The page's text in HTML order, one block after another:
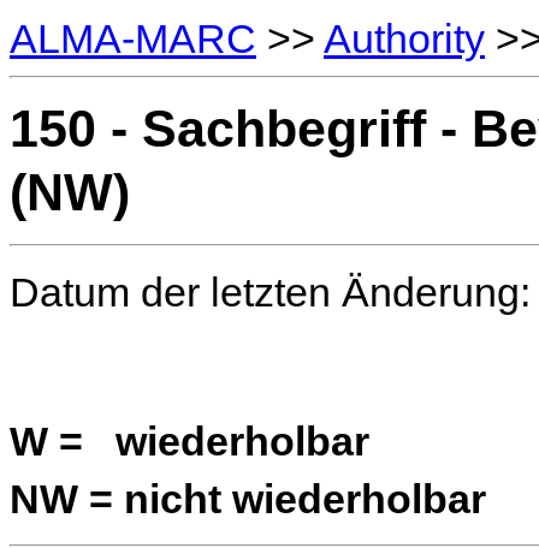
ALMA-MARC >> Authority
150 - Sachbegriff -
(NW)
Datum der letzten
W = wiederholbar
NW = nicht wiederholbar